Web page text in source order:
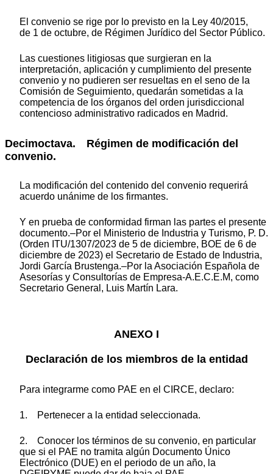
El convenio se rige por lo previsto en la Ley 40/2015,
de 1 de octubre, de Régimen Jurídico del Sector Público.
Las cuestiones litigiosas que surgieran en la
interpretación, aplicación y cumplimiento del presente
convenio y no pudieren ser resueltas en el seno de la
Comisión de Seguimiento, quedarán sometidas a la
competencia de los órganos del orden jurisdiccional
contencioso administrativo radicados en Madrid.
Decimoctava. Régimen de modificación del
convenio.
La modificación del contenido del convenio requerirá
acuerdo unánime de los firmantes.
Y en prueba de conformidad firman las partes el presente
documento.–Por el Ministerio de Industria y Turismo, P. D.
(Orden ITU/1307/2023 de 5 de diciembre, BOE de 6 de
diciembre de 2023) el Secretario de Estado de Industria,
Jordi García Brustenga.–Por la Asociación Española de
Asesorías y Consultorías de Empresa-A.E.C.E.M, como
Secretario General, Luis Martín Lara.
ANEXO I
Declaración de los miembros de la entidad
Para integrarme como PAE en el CIRCE, declaro:
1. Pertenecer a la entidad seleccionada.
2. Conocer los términos de su convenio, en particular
que si el PAE no tramita algún Documento Único
Electrónico (DUE) en el periodo de un año, la